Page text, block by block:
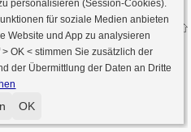
registrierte Spieler: 501.063 ·
(private Server:136)
personalisieren (Session-Cookies).
für soziale Medien anbieten
Website und App zu analysieren
> OK < stimmen Sie zusätzlich der
der Übermittlung der Daten an Dritte
OK